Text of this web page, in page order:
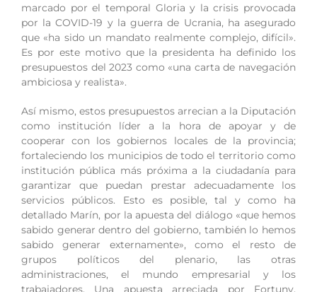
marcado por el temporal Gloria y la crisis provocada
por la COVID-19 y la guerra de Ucrania, ha asegurado
que «ha sido un mandato realmente complejo, difícil».
Es por este motivo que la presidenta ha definido los
presupuestos del 2023 como «una carta de navegación
ambiciosa y realista».
Así mismo, estos presupuestos arrecian a la Diputación
como institución líder a la hora de apoyar y de
cooperar con los gobiernos locales de la provincia;
fortaleciendo los municipios de todo el territorio como
institución pública más próxima a la ciudadanía para
garantizar que puedan prestar adecuadamente los
servicios públicos. Esto es posible, tal y como ha
detallado Marín, por la apuesta del diálogo «que hemos
sabido generar dentro del gobierno, también lo hemos
sabido generar externamente», como el resto de
grupos políticos del plenario, las otras
administraciones, el mundo empresarial y los
trabajadores. Una apuesta arreciada por Fortuny,